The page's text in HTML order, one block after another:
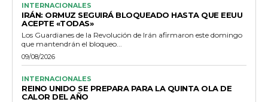
INTERNACIONALES
IRÁN: ORMUZ SEGUIRÁ BLOQUEADO HASTA QUE EEUU
ACEPTE «TODAS»
Los Guardianes de la Revolución de Irán afirmaron este domingo
que mantendrán el bloqueo...
09/08/2026
INTERNACIONALES
REINO UNIDO SE PREPARA PARA LA QUINTA OLA DE
CALOR DEL AÑO